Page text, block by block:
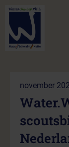
november